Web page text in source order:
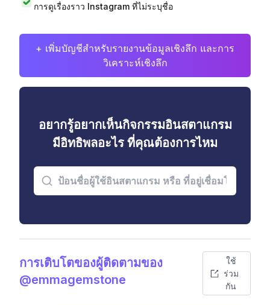
การดูเรื่องราว Instagram ที่ไม่ระบุชื่อ
+ เพิ่มบัญชีสำหรับรายงานข้อมูลเชิงลึก และการ
วิเคราะห์เชิงลึก
อยากรู้อยากเห็นกิจกรรมอินสตาแกรม
มีอิทธิพลอะไร ที่คุณต้องการไหม
การเติบโตของผู้ติดตามของ
@emmagemstone
ใช้
ร่วม
กัน